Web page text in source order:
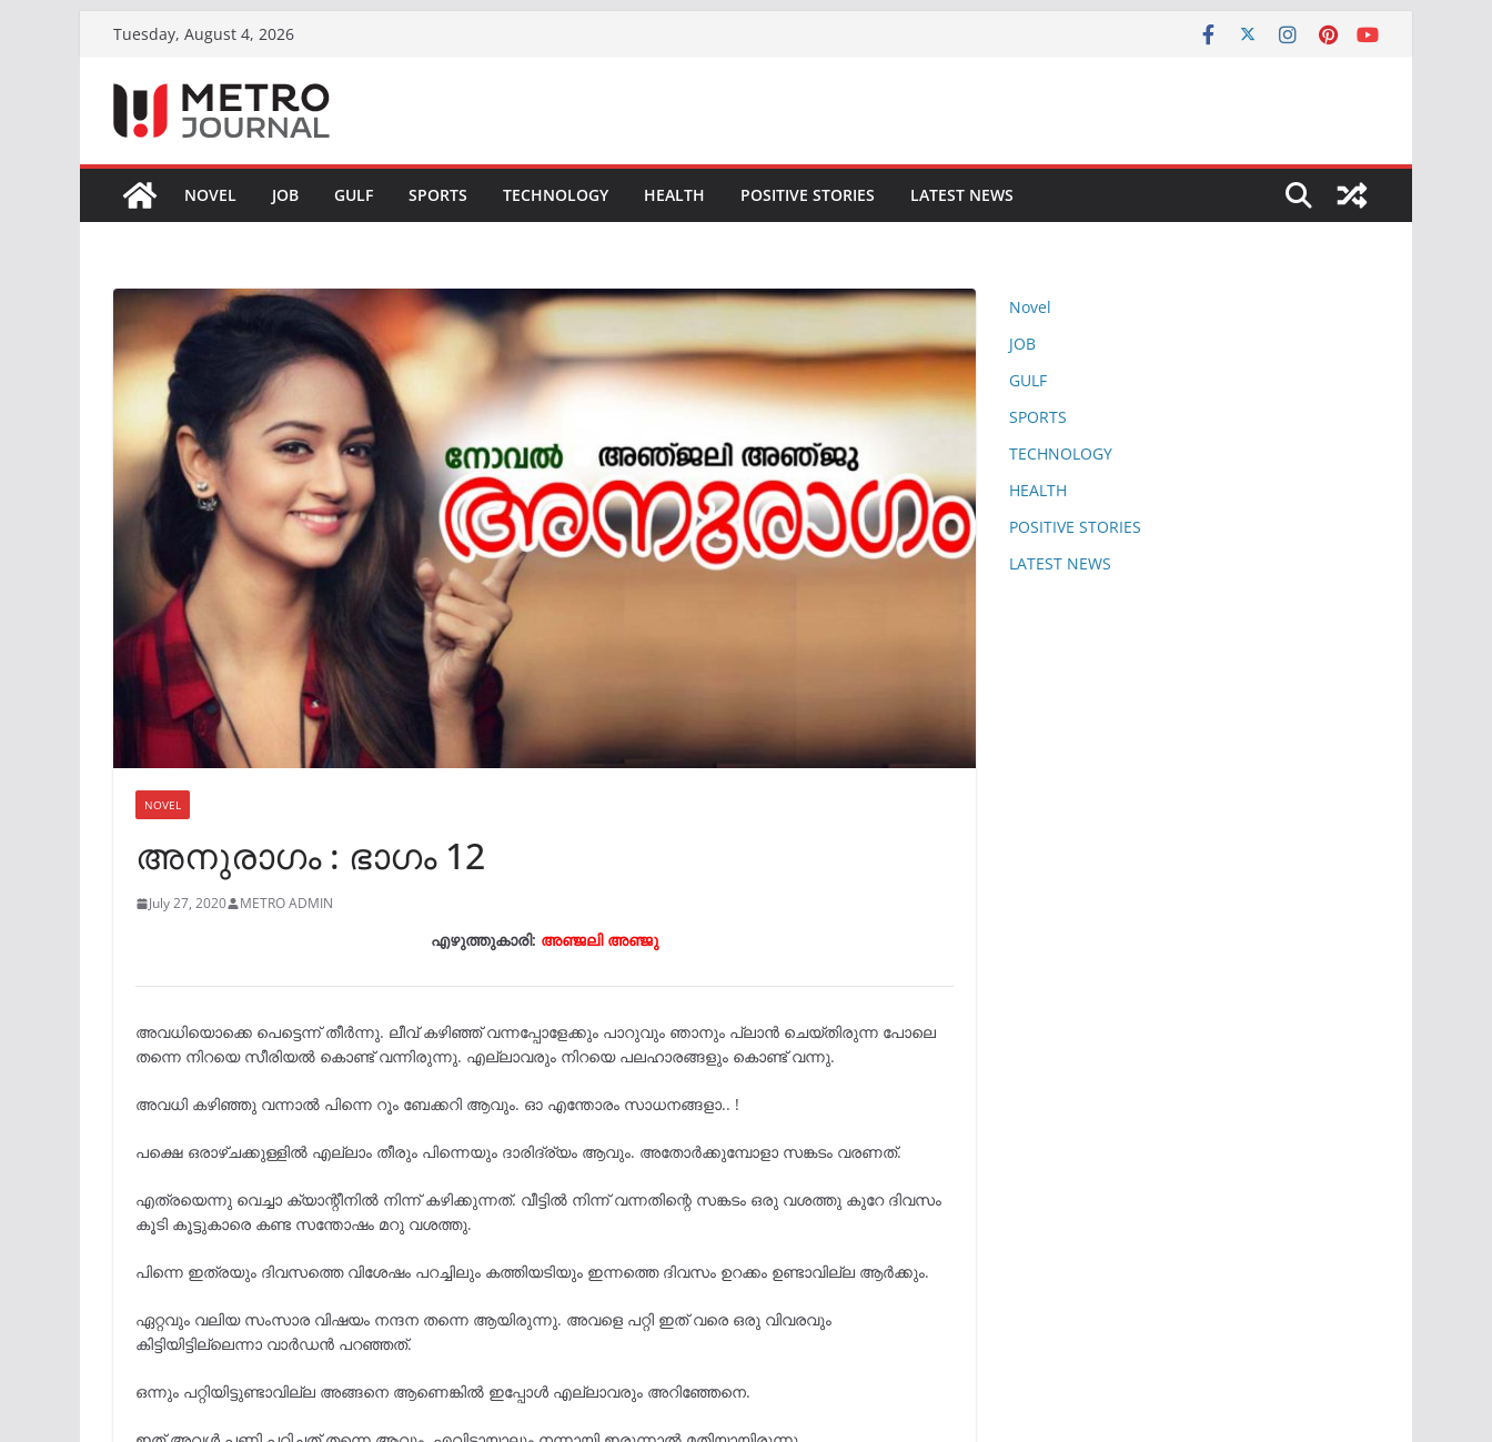
content
Tuesday, August 4, 2026
NOVEL JOB GULF SPORTS TECHNOLOGY HEALTH POSITIVE STORIES LATEST NEWS
NOVEL
അനുരാഗം : ഭാഗം 12
July 27, 2020 METRO ADMIN
എഴുത്തുകാരി: അഞ്ജലി അഞ്ജു
അവധിയൊക്കെ പെട്ടെന്ന് തീർന്നു. ലീവ് കഴിഞ്ഞ് വന്നപ്പോളേക്കും പാറുവും ഞാനും പ്ലാൻ ചെയ്തിരുന്ന പോലെ
തന്നെ നിറയെ സീരിയൽ കൊണ്ട് വന്നിരുന്നു. എല്ലാവരും നിറയെ പലഹാരങ്ങളും കൊണ്ട് വന്നു.
അവധി കഴിഞ്ഞു വന്നാൽ പിന്നെ റൂം ബേക്കറി ആവും. ഓ എന്തോരം സാധനങ്ങളാ.. !
പക്ഷെ ഒരാഴ്ചക്കുള്ളിൽ എല്ലാം തീരും പിന്നെയും ദാരിദ്ര്യം ആവും. അതോർക്കുമ്പോളാ സങ്കടം വരണത്.
എത്രയെന്നു വെച്ചാ ക്യാന്റീനിൽ നിന്ന് കഴിക്കുന്നത്. വീട്ടിൽ നിന്ന് വന്നതിന്റെ സങ്കടം ഒരു വശത്തു കുറേ ദിവസം
കൂടി കൂട്ടുകാരെ കണ്ട സന്തോഷം മറു വശത്തു.
പിന്നെ ഇത്രയും ദിവസത്തെ വിശേഷം പറച്ചിലും കത്തിയടിയും ഇന്നത്തെ ദിവസം ഉറക്കം ഉണ്ടാവില്ല ആർക്കും.
ഏറ്റവും വലിയ സംസാര വിഷയം നന്ദന തന്നെ ആയിരുന്നു. അവളെ പറ്റി ഇത് വരെ ഒരു വിവരവും
കിട്ടിയിട്ടില്ലെന്നാ വാർഡൻ പറഞ്ഞത്.
ഒന്നും പറ്റിയിട്ടുണ്ടാവില്ല അങ്ങനെ ആണെങ്കിൽ ഇപ്പോൾ എല്ലാവരും അറിഞ്ഞേനെ.
Novel
JOB
GULF
SPORTS
TECHNOLOGY
HEALTH
POSITIVE STORIES
LATEST NEWS